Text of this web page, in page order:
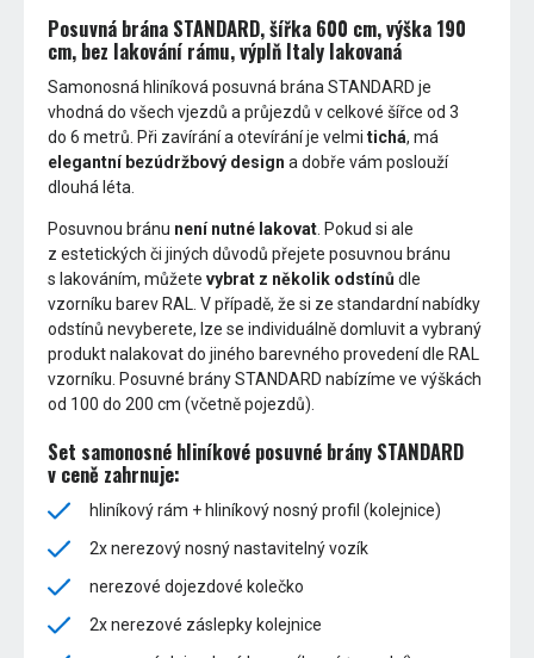
Posuvná brána STANDARD, šířka 600 cm, výška 190
cm, bez lakování rámu, výplň Italy lakovaná
Samonosná hliníková posuvná brána STANDARD je
vhodná do všech vjezdů a průjezdů v celkové šířce od 3
do 6 metrů. Při zavírání a otevírání je velmitichá, má
elegantní bezúdržbový design a dobře vám poslouží
dlouhá léta.
Posuvnou bránu není nutné lakovat. Pokud si ale
z estetických či jiných důvodů přejete posuvnou bránu
s lakováním, můžetevybrat z několik odstínůdle
vzorníku barev RAL. V případě, že si ze standardní nabídky
odstínů nevyberete, lze se individuálně domluvit a vybraný
produkt nalakovat do jiného barevného provedení dle RAL
vzorníku. Posuvné brány STANDARD nabízíme ve výškách
od 100 do 200 cm (včetně pojezdů).
Set samonosné hliníkové posuvné brány STANDARD
v ceně zahrnuje:
hliníkový rám + hliníkový nosný profil (kolejnice)
2x nerezový nosný nastavitelný vozík
nerezové dojezdové kolečko
2x nerezové záslepky kolejnice